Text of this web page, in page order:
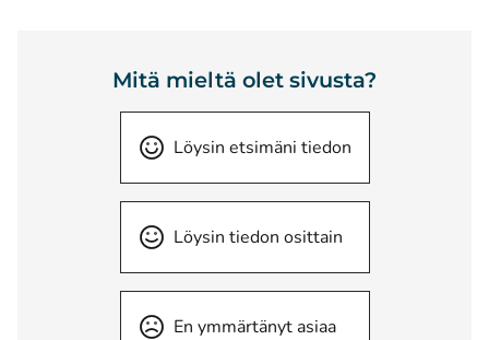
Mitä mieltä olet sivusta?
Löysin etsimäni tiedon
Löysin tiedon osittain
En ymmärtänyt asiaa